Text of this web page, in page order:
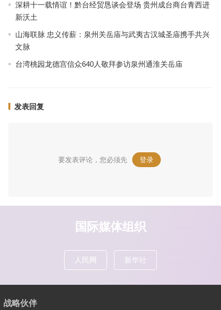
深耕十一载情谊！黔台经贸恳谈会登场 贵州成台商台青西进
新沃土
山海联脉 忠义传薪：泉州关岳庙与武夷古汉城圣庙携手共兴
文脉
台湾桃园龙德宫信众640人敬拜参访泉州通淮关岳庙
发表回复
要发表评论，您必须先 登录 。
国际媒体组织
人民网 新华社
战略伙伴